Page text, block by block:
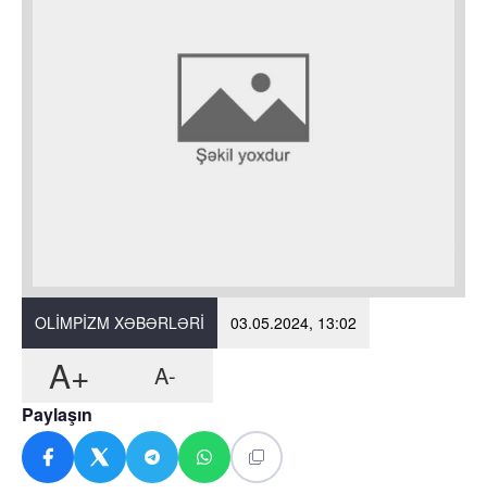
OLIMPIZM XƏBƏRLƏRI 03.05.2024, 13:02
A+ A-
Paylaşın